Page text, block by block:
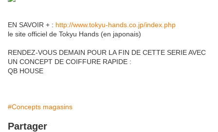
EN SAVOIR + : http://www.tokyu-hands.co.jp/index.php
le site officiel de Tokyu Hands (en japonais)
RENDEZ-VOUS DEMAIN POUR LA FIN DE CETTE SERIE AVEC
UN CONCEPT DE COIFFURE RAPIDE :
QB HOUSE
#Concepts magasins
Partager